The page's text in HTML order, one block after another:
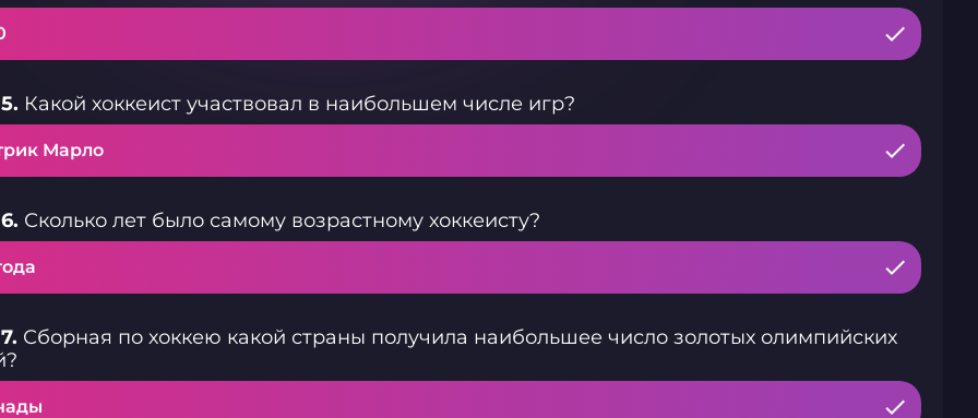
Какой хоккеист участвовал в наибольшем числе игр?
Марло
Сколько лет было самому возрастному хоккеисту?
Сборная по хоккею какой страны получила наибольшее число золотых олимпийских